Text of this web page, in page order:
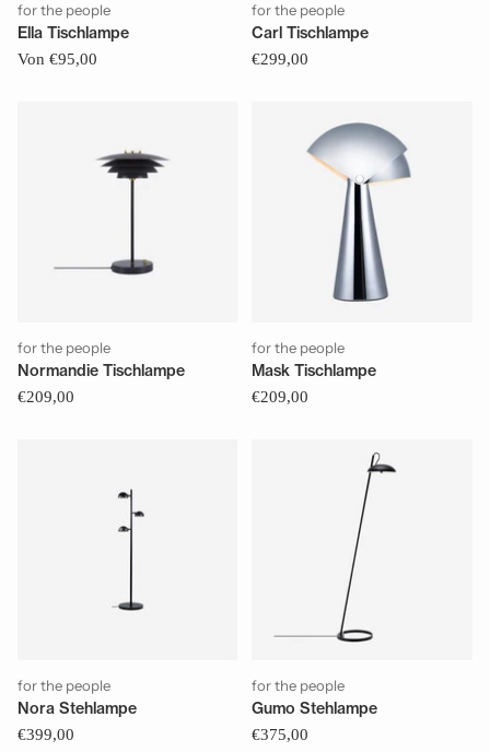
for the people
Ella Tischlampe
Von €95,00
for the people
Carl Tischlampe
€299,00
for the people
Normandie Tischlampe
€209,00
for the people
Mask Tischlampe
€209,00
for the people
Nora Stehlampe
€399,00
for the people
Gumo Stehlampe
€375,00